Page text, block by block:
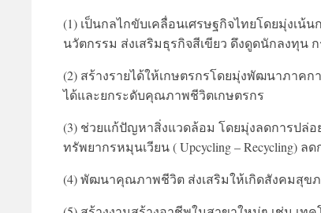
(1) เป็นกลไกขับเคลื่อนเศรษฐกิจไทยโดยมุ่งเ
นวัตกรรม ส่งเสริมธุรกิจสีเขียว ดึงดูดนักลงทุน
(2) สร้างรายได้ให้เกษตรกรโดยมุ่งพัฒนาภาคก
ได้และยกระดับคุณภาพชีวิตเกษตรกร
(3) ช่วยแก้ปัญหาสิ่งแวดล้อม โดยมุ่งลดการปล่
ทรัพยากรหมุนเวียน ( Upcycling – Recycling)
(4) พัฒนาคุณภาพชีวิต ส่งเสริมให้เกิดสังคมสุข